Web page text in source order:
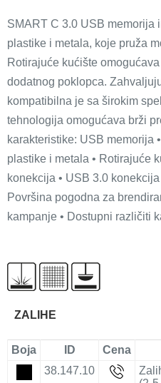
SMART C 3.0 USB memorija
plastike i metala, koje pruža
Rotirajuće kućište
dodatnog poklopca.
kompatibilna je sa širokim
tehnologija omogućava brži
karakteristike: USB memorija
plastike i metala • Rotirajuće
konekcija • USB 3.0
Površina pogodna za
kampanje • Dostupni različiti
ZALIHE
Boja ID Cena
38.147.10